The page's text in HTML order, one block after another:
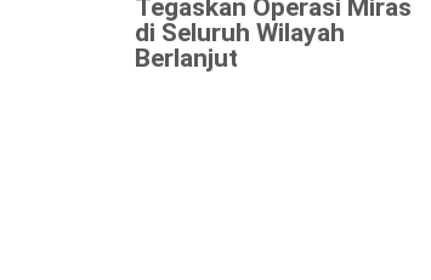
Tegaskan Operasi Miras
di Seluruh Wilayah
Berlanjut